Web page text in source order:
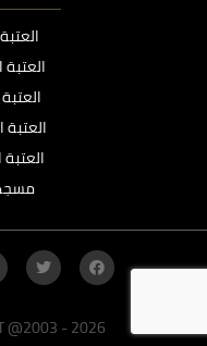
@2003 - 2026